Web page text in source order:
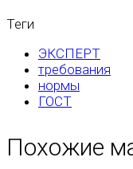
Теги
ЭКСПЕРТ
требования
нормы
ГОСТ
Похожие